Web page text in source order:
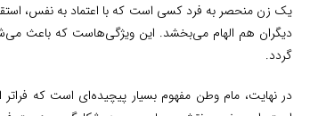
یک زن منحصر به فرد کسی است که با اعتماد به نفس،
دیگران هم الهام می‌بخشد. این ویژگی‌هاست که باعث
گردد.
در نهایت، مام وطن مفهوم بسیار پیچیده‌ای است که